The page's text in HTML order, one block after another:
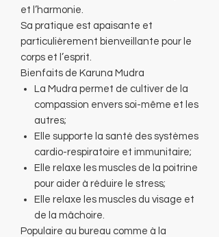
et l’harmonie.
Sa pratique est apaisante et
particulièrement bienveillante pour le
corps et l’esprit.
Bienfaits de Karuna Mudra
La Mudra permet de cultiver de la
compassion envers soi-même et les
autres;
Elle supporte la santé des systèmes
cardio-respiratoire et immunitaire;
Elle relaxe les muscles de la poitrine
pour aider à réduire le stress;
Elle relaxe les muscles du visage et
de la mâchoire.
Populaire au bureau comme à la